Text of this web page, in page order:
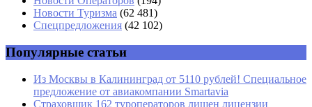
Email*
Новости Туризма (62 481)
Спецпредложения (42 102)
Популярные статьи
Из Москвы в Калининград от 5110 рублей! Специальное
предложение от авиакомпании Smartavia
Страховщик 162 туроператоров лишен лицензии